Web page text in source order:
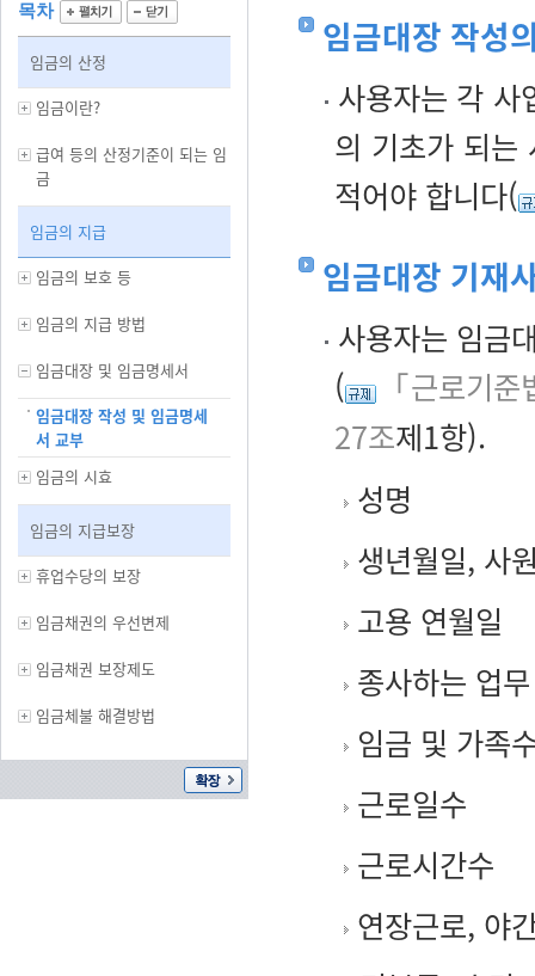
목차
임금의 산정
임금이란?
급여 등의 산정기준이 되는 임
금
임금의 지급
임금의 보호 등
임금의 지급 방법
임금대장 및 임금명세서
임금대장 작성 및 임금명세
서 교부
임금의 시효
임금의 지급보장
휴업수당의 보장
임금채권의 우선변제
임금채권 보장제도
임금체불 해결방법
임금대장 작성
사용자는 각 사
의 기초가 되는
적어야 합니다(
임금대장 기재
사용자는 임금
(
「근로기
27조제1항).
성명
생년월일, 사
고용 연월일
종사하는 업무
임금 및 가족
근로일수
근로시간수
연장근로, 야